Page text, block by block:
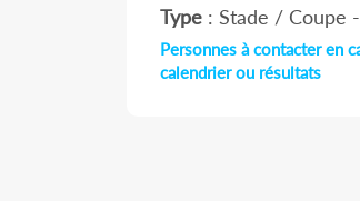
Type: Stade / Coupe
Personnes à contacter en
calendrier ou résultats